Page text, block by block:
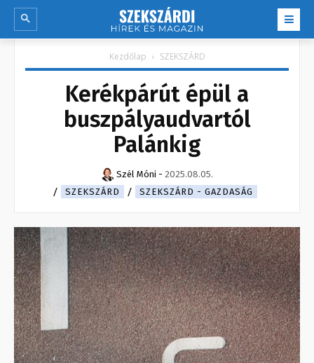
Kezdőlap SZEKSZÁRD
Kerékpárút épül a
buszpályaudvartól
Palánkig
Szél Móni - 2025.08.05.
SZEKSZÁRD
SZEKSZÁRD - GAZDASÁG